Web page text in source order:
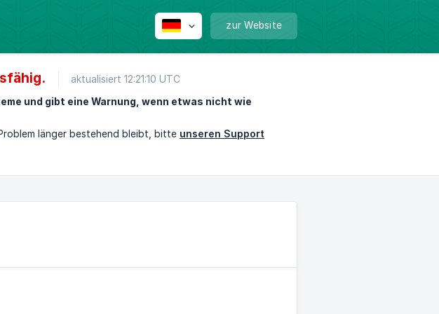
zur Website
aktualisiert 12:21:10 UTC
und gibt eine Warnung, wenn etwas nicht wie
länger bestehend bleibt, bitte unseren Support